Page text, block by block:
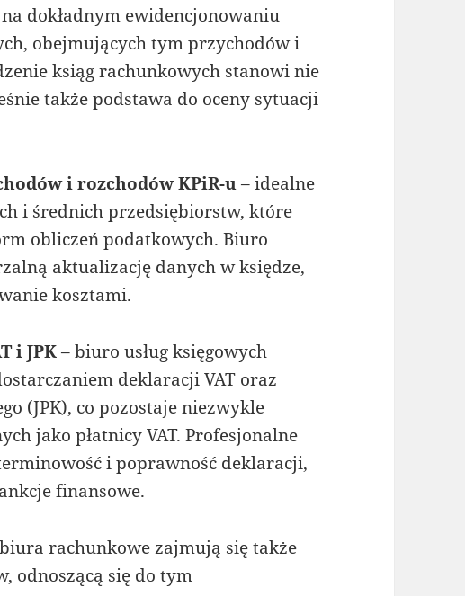
dokładnym ewidencjonowaniu
obejmujących tym przychodów i
ksiąg rachunkowych stanowi nie
także podstawa do oceny sytuacji
i rozchodów KPiR-u– idealne
i średnich przedsiębiorstw, które
obliczeń podatkowych. Biuro
aktualizację danych w księdze,
kosztami.
i JPK– biuro usług księgowych
deklaracji VAT oraz
(JPK), co pozostaje niezwykle
jako płatnicy VAT. Profesjonalne
i poprawność deklaracji,
finansowe.
rachunkowe zajmują się także
odnoszącą się do tym